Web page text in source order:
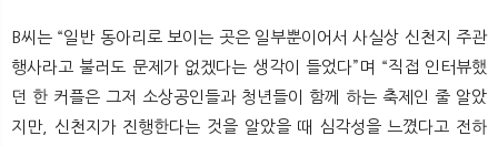
B씨는 “일반 동아리로 보이는 곳은 일부뿐이어서 사실상 신천지 주관
행사라고 불러도 문제가 없겠다는 생각이 들었다”며 “직접 인터뷰했
던 한 커플은 그저 소상공인들과 청년들이 함께 하는 축제인 줄 알았
지만, 신천지가 진행한다는 것을 알았을 때 심각성을 느꼈다고 전하